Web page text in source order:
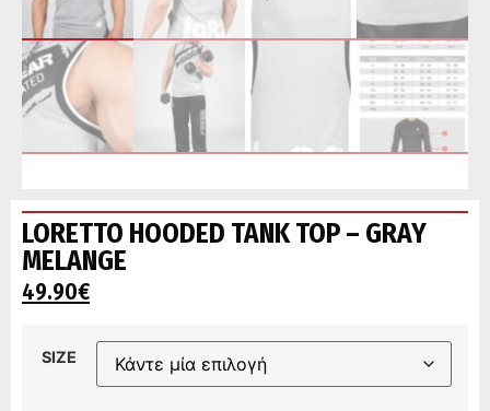
LORETTO HOODED TANK TOP – GRAY
MELANGE
49.90€
SIZE